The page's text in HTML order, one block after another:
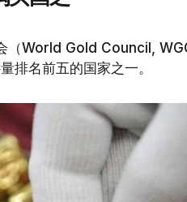
（World Gold Council,
排名前五的国家之一。